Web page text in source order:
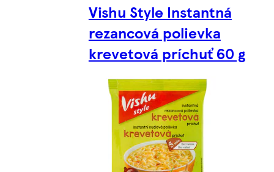
Vishu Style Instantná
rezancová polievka
krevetová príchuť 60 g